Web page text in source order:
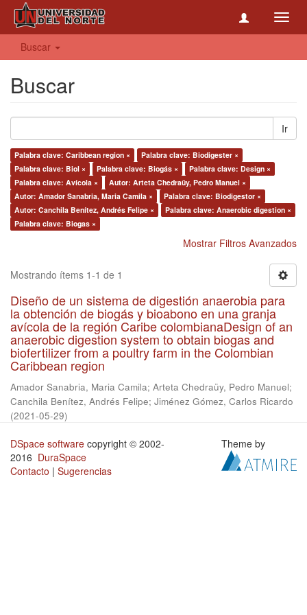
Buscar
Buscar
Ir
Palabra clave: Caribbean region ×
Palabra clave: Biodigester ×
Palabra clave: Biol ×
Palabra clave: Biogás ×
Palabra clave: Design ×
Palabra clave: Avícola ×
Autor: Arteta Chedraüy, Pedro Manuel ×
Autor: Amador Sanabria, Maria Camila ×
Palabra clave: Biodigestor ×
Autor: Canchila Benítez, Andrés Felipe ×
Palabra clave: Anaerobic digestion ×
Palabra clave: Biogas ×
Mostrar Filtros Avanzados
Mostrando ítems 1-1 de 1
Diseño de un sistema de digestión anaerobia para
la obtención de biogás y bioabono en una granja
avícola de la región Caribe colombianaDesign of an
anaerobic digestion system to obtain biogas and
biofertilizer from a poultry farm in the Colombian
Caribbean region
Amador Sanabria, Maria Camila; Arteta Chedraüy, Pedro Manuel;
Canchila Benítez, Andrés Felipe; Jiménez Gómez, Carlos Ricardo
(2021-05-29)
DSpace software copyright © 2002-
2016 DuraSpace
Contacto | Sugerencias
Theme by